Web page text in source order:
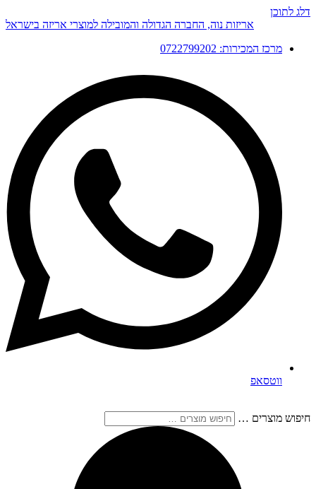
דלג לתוכן
אריזות נוה, החברה הגדולה והמובילה למוצרי אריזה בישראל
מרכז המכירות: 0722799202
ווטסאפ
חיפוש מוצרים …